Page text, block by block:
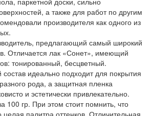
а также для работ по другим
производителя как одного из
предлагающий самый широкий
Отличается лак «Сонет», имеющий
тонированный, бесцветный.
идеально подходит для покрытия
рода, а защитная пленка
и эстетически привлекательно.
100 гр. При этом стоит помнить, что
палитра оттенков. Отличительная